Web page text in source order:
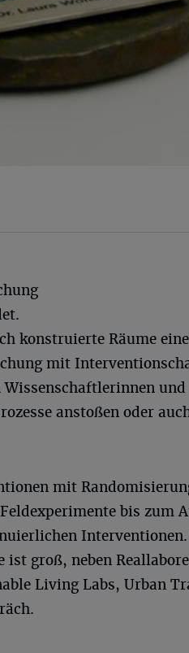
konstruierte Räume
mit
und
anstoßen oder
mit
bis zum
Interventionen.
groß, neben
Living Labs, Urban